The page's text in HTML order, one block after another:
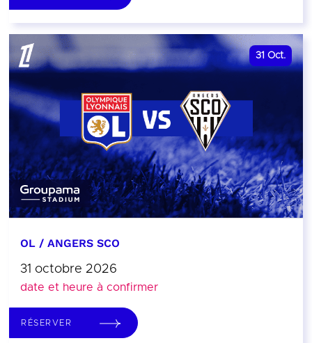
31 Oct.
OL / ANGERS SCO
31 octobre 2026
date et heure à confirmer
RÉSERVER